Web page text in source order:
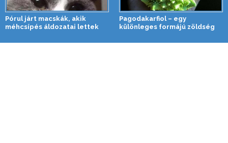
Pórul járt macskák, akik
méhcsípés áldozatai lettek
Pagodakarfiol – egy
különleges formájú zöldség